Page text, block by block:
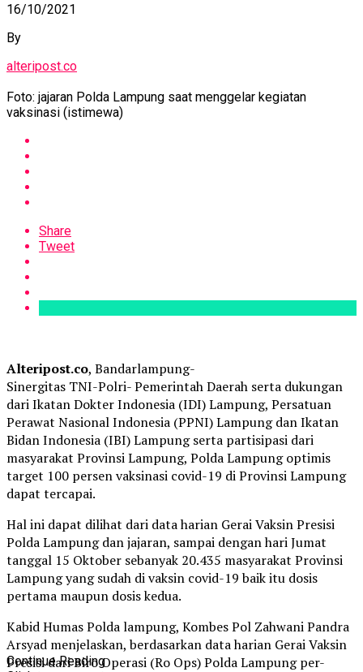
16/10/2021
By
alteripost.co
Foto: jajaran Polda Lampung saat menggelar kegiatan
vaksinasi (istimewa)
Share
Tweet
Alteripost.co, Bandarlampung-
Sinergitas TNI-Polri- Pemerintah Daerah serta dukungan
dari Ikatan Dokter Indonesia (IDI) Lampung, Persatuan
Perawat Nasional Indonesia (PPNI) Lampung dan Ikatan
Bidan Indonesia (IBI) Lampung serta partisipasi dari
masyarakat Provinsi Lampung, Polda Lampung optimis
target 100 persen vaksinasi covid-19 di Provinsi Lampung
dapat tercapai.
Hal ini dapat dilihat dari data harian Gerai Vaksin Presisi
Polda Lampung dan jajaran, sampai dengan hari Jumat
tanggal 15 Oktober sebanyak 20.435 masyarakat Provinsi
Lampung yang sudah di vaksin covid-19 baik itu dosis
pertama maupun dosis kedua.
Kabid Humas Polda lampung, Kombes Pol Zahwani Pandra
Arsyad menjelaskan, berdasarkan data harian Gerai Vaksin
Presisi dari Biro Operasi (Ro Ops) Polda Lampung per-
Continue Reading